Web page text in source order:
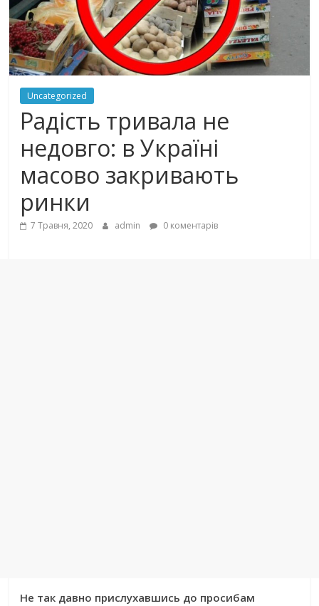
Uncategorized
Радість тривала не
недовго: в Україні
масово закривають
ринки
7 Травня, 2020 admin 0 коментарів
Не так давно прислухавшись до просибам